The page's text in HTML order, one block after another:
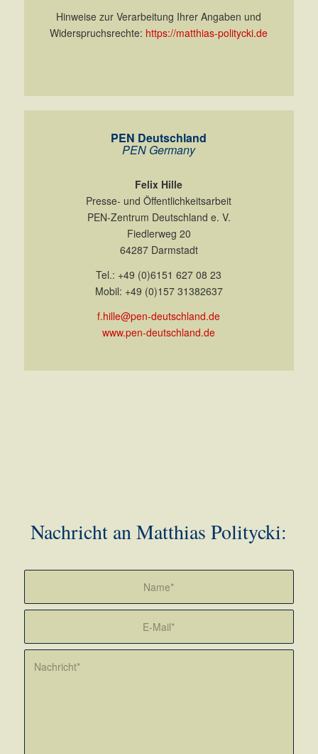
Hinweise zur Verarbeitung Ihrer Angaben und
Widerspruchsrechte: https://matthias-politycki.de
PEN Deutschland
PEN Germany
Felix Hille
Presse- und Öffentlichkeitsarbeit
PEN-Zentrum Deutschland e. V.
Fiedlerweg 20
64287 Darmstadt
Tel.: +49 (0)6151 627 08 23
Mobil: +49 (0)157 31382637
f.hille@pen-deutschland.de
www.pen-deutschland.de
Nachricht an Matthias Politycki: